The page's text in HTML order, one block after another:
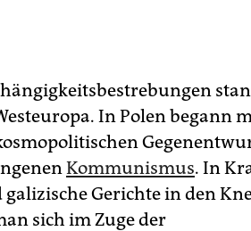
In Polen begann
Kommunismus. In
Gerichte in den
sich im Zuge der